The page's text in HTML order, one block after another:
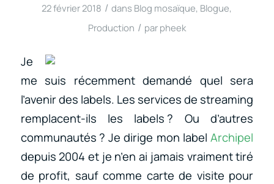
22 février 2018 / dans Blog mosaïque, Blogue,
Production / par pheek
Je
me suis récemment demandé quel sera
l’avenir des labels. Les services de streaming
remplacent-ils les labels ? Ou d’autres
communautés ? Je dirige mon labelArchipel
depuis 2004 et je n’en ai jamais vraiment tiré
de profit, sauf comme carte de visite pour